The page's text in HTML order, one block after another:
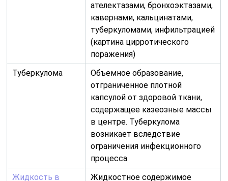
ателектазами, бронхоэктазами,
кавернами, кальцинатами,
туберкуломами, инфильтрацией
(картина цирротического
поражения)
Туберкулома
Объемное образование,
отграниченное плотной
капсулой от здоровой ткани,
содержащее казеозные массы
в центре. Туберкулома
возникает вследствие
ограничения инфекционного
процесса
Жидкость в
Жидкостное содержимое